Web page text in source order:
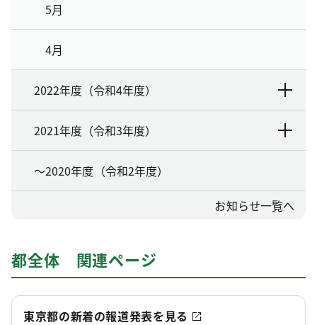
5月
4月
2022年度（令和4年度）
2021年度（令和3年度）
～2020年度（令和2年度）
お知らせ一覧へ
都全体 関連ページ
東京都の新着の報道発表を見る